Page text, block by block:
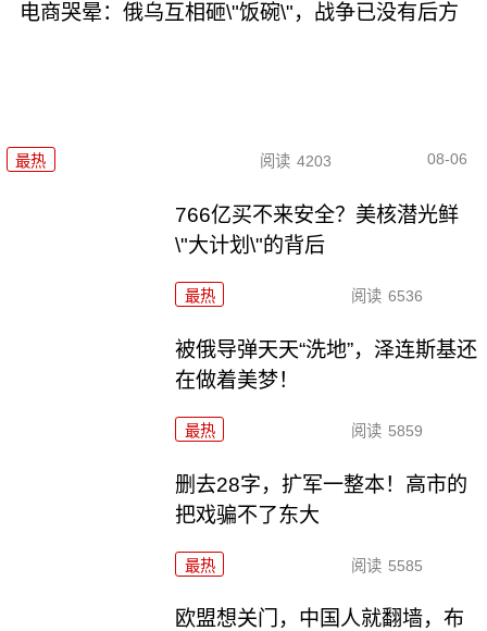
电商哭晕：俄乌互相砸\"饭碗\"，战争已没有后方
最热 阅读 4203 08-06
766亿买不来安全？美核潜光鲜
\"大计划\"的背后
最热 阅读 6536
被俄导弹天天“洗地”，泽连斯基还
在做着美梦！
最热 阅读 5859
删去28字，扩军一整本！高市的
把戏骗不了东大
最热 阅读 5585
欧盟想关门，中国人就翻墙，布